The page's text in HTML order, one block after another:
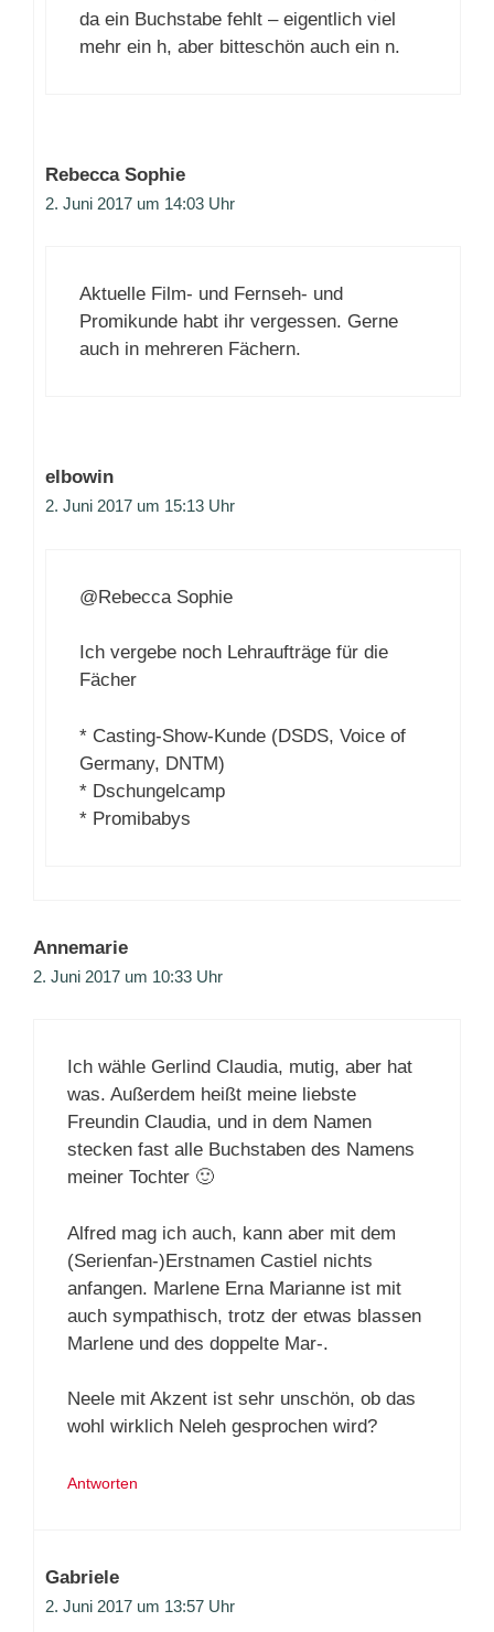
da ein Buchstabe fehlt – eigentlich viel
mehr ein h, aber bitteschön auch ein n.
Rebecca Sophie
2. Juni 2017 um 14:03 Uhr
Aktuelle Film- und Fernseh- und
Promikunde habt ihr vergessen. Gerne
auch in mehreren Fächern.
elbowin
2. Juni 2017 um 15:13 Uhr
@Rebecca Sophie
Ich vergebe noch Lehraufträge für die
Fächer
* Casting-Show-Kunde (DSDS, Voice of
Germany, DNTM)
* Dschungelcamp
* Promibabys
Annemarie
2. Juni 2017 um 10:33 Uhr
Ich wähle Gerlind Claudia, mutig, aber hat
was. Außerdem heißt meine liebste
Freundin Claudia, und in dem Namen
stecken fast alle Buchstaben des Namens
meiner Tochter 🙂
Alfred mag ich auch, kann aber mit dem
(Serienfan-)Erstnamen Castiel nichts
anfangen. Marlene Erna Marianne ist mit
auch sympathisch, trotz der etwas blassen
Marlene und des doppelte Mar-.
Neele mit Akzent ist sehr unschön, ob das
wohl wirklich Neleh gesprochen wird?
Antworten
Gabriele
2. Juni 2017 um 13:57 Uhr